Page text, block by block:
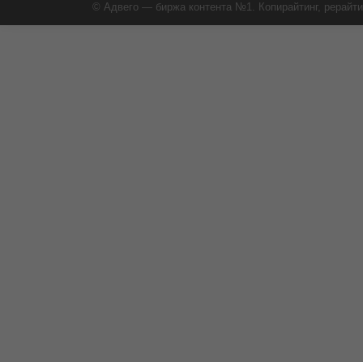
© Адвего — биржа контента №1. Копирайтинг,